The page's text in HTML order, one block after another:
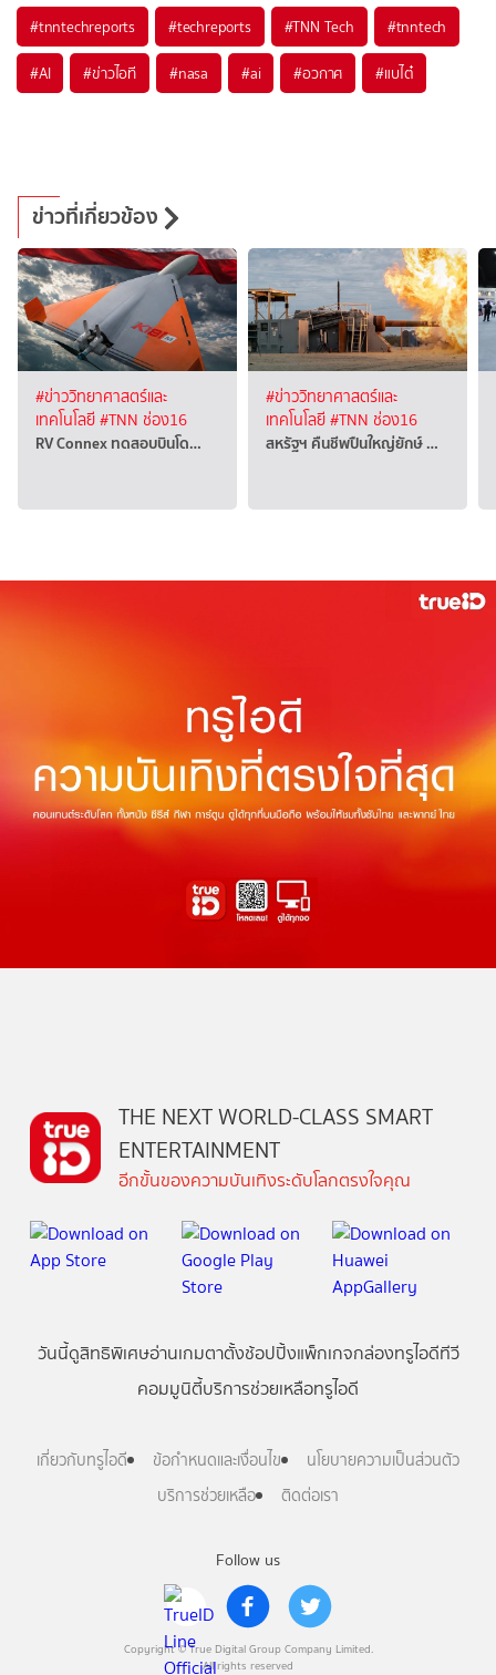
#tnntechreports #techreports #TNN Tech #tnntech
#AI #ข่าวไอที #nasa #ai #อวกาศ #แบไต๋
ข่าวที่เกี่ยวข้อง
#ข่าววิทยาศาสตร์และ
เทคโนโลยี#TNN ช่อง16
RV Connex ทดสอบบินโด…
#ข่าววิทยาศาสตร์และ
เทคโนโลยี#TNN ช่อง16
สหรัฐฯ คืนชีพปืนใหญ่ยักษ์ …
Follow us
Copyright © True Digital Group Company Limited.
All rights reserved
THE NEXT WORLD-CLASS SMART
ENTERTAINMENT
อีกขั้นของความบันเทิงระดับโลกตรงใจคุณ
วันนี้ดูสิทธิพิเศษอ่านเกมตาตั้งช้อปปิ้งแพ็กเกจกล่องทรูไอดีทีวี
คอมมูนิตี้บริการช่วยเหลือทรูไอดี
เกี่ยวกับทรูไอดี ข้อกำหนดและเงื่อนไข
นโยบายความเป็นส่วนตัว
บริการช่วยเหลือ
ติดต่อเรา